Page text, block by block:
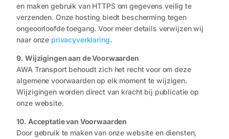
en maken gebruik van HTTPS om gegevens veilig te
verzenden. Onze hosting biedt bescherming tegen
ongeoorloofde toegang. Voor meer details verwijzen wij
naar onze privacyverklaring.
9. Wijzigingen aan de Voorwaarden
AWA Transport behoudt zich het recht voor om deze
algemene voorwaarden op elk moment te wijzigen.
Wijzigingen worden direct van kracht bij publicatie op
onze website.
10. Acceptatie van Voorwaarden
Door gebruik te maken van onze website en diensten,